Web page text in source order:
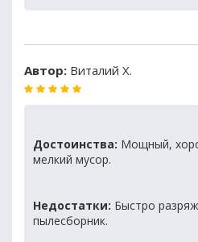
Автор: Виталий Х.
Достоинства: Мощный,
мелкий мусор.
Недостатки: Быстро
пылесборник.